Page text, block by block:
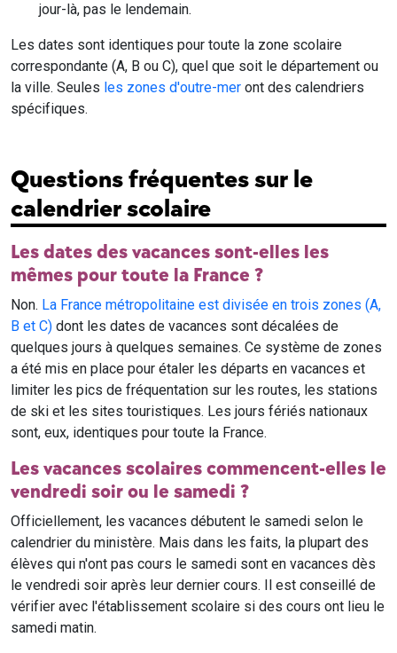
jour-là, pas le lendemain.
Les dates sont identiques pour toute la zone scolaire
correspondante (A, B ou C), quel que soit le département ou
la ville. Seules les zones d'outre-mer ont des calendriers
spécifiques.
Questions fréquentes sur le
calendrier scolaire
Les dates des vacances sont-elles les
mêmes pour toute la France ?
Non. La France métropolitaine est divisée en trois zones (A,
B et C) dont les dates de vacances sont décalées de
quelques jours à quelques semaines. Ce système de zones
a été mis en place pour étaler les départs en vacances et
limiter les pics de fréquentation sur les routes, les stations
de ski et les sites touristiques. Les jours fériés nationaux
sont, eux, identiques pour toute la France.
Les vacances scolaires commencent-elles le
vendredi soir ou le samedi ?
Officiellement, les vacances débutent le samedi selon le
calendrier du ministère. Mais dans les faits, la plupart des
élèves qui n'ont pas cours le samedi sont en vacances dès
le vendredi soir après leur dernier cours. Il est conseillé de
vérifier avec l'établissement scolaire si des cours ont lieu le
samedi matin.